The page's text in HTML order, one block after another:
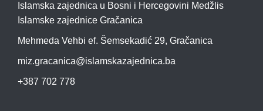
Islamska zajednica u Bosni i Hercegovini Medžlis
Islamske zajednice Gračanica
Mehmeda Vehbi ef. Šemsekadić 29, Gračanica
miz.gracanica@islamskazajednica.ba
+387 702 778